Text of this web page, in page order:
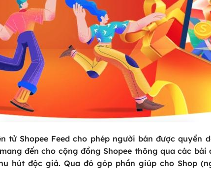
tử Shopee Feed cho phép người bán được quyền
đến cho cộng đồng Shopee thông qua các
hút độc giả. Qua đó góp phần giúp cho Shop